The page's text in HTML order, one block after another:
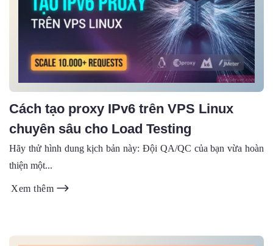
Cách tạo proxy IPv6 trên VPS Linux
chuyên sâu cho Load Testing
Hãy thử hình dung kịch bản này: Đội QA/QC của bạn vừa hoàn
thiện một...
Xem thêm